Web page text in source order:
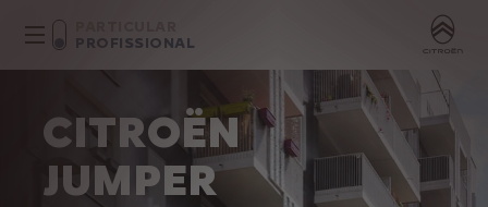
PROFISSIONAL
CITROËN
JUMPER